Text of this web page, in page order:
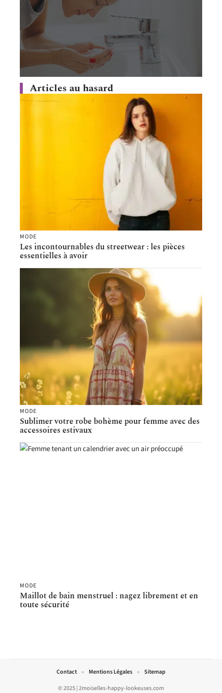
Articles au hasard
MODE
Les incontournables du streetwear : les pièces
essentielles à avoir
MODE
Sublimer votre robe bohème pour femme avec des
accessoires estivaux
MODE
Maillot de bain menstruel : nagez librement et en
toute sécurité
© 2025 | 2moiselles-happy-lookeuses.com
Contact Mentions Légales Sitemap